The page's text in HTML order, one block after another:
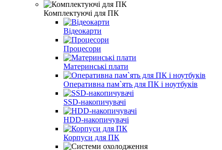
Комплектуючі для ПК
Відеокарти
Процесори
Материнські плати
Оперативна пам`ять для ПК і ноутбуків
SSD-накопичувачі
HDD-накопичувачі
Корпуси для ПК